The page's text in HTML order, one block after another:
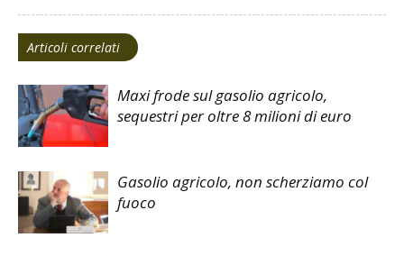
Articoli correlati
Maxi frode sul gasolio agricolo,
sequestri per oltre 8 milioni di euro
Gasolio agricolo, non scherziamo col
fuoco